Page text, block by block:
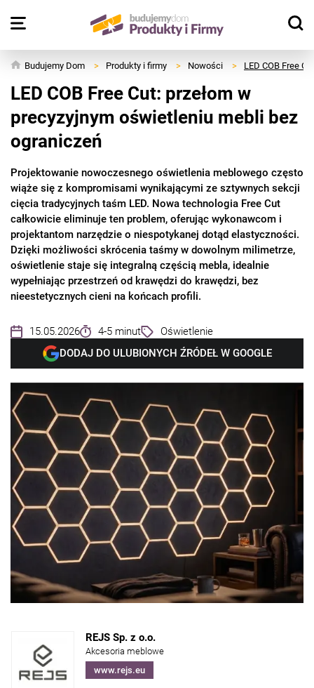
Budujemy Dom > Produkty i firmy > Nowości > LED COB Free
LED COB Free Cut: przełom w
precyzyjnym oświetleniu mebli bez
ograniczeń
Projektowanie nowoczesnego oświetlenia meblowego często
wiąże się z kompromisami wynikającymi ze sztywnych sekcji
cięcia tradycyjnych taśm LED. Nowa technologia Free Cut
całkowicie eliminuje ten problem, oferując wykonawcom i
projektantom narzędzie o niespotykanej dotąd elastyczności.
Dzięki możliwości skrócenia taśmy w dowolnym milimetrze,
oświetlenie staje się integralną częścią mebla, idealnie
wypełniając przestrzeń od krawędzi do krawędzi, bez
nieestetycznych cieni na końcach profili.
15.05.2026 4-5 minut
Oświetlenie
DODAJ DO ULUBIONYCH ŹRÓDEŁ W GOOGLE
REJS Sp. z o.o.
Akcesoria meblowe
www.rejs.eu